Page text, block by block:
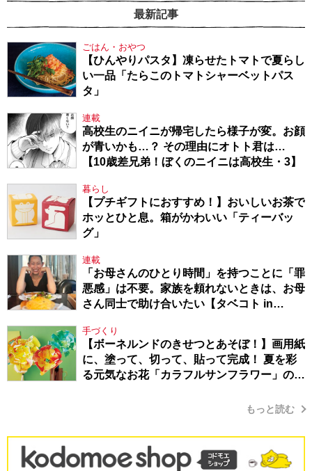
最新記事
ごはん・おやつ
【ひんやりパスタ】凍らせたトマトで夏らし
い一品「たらこのトマトシャーベットパス
タ」
連載
高校生のニイニが帰宅したら様子が変。お顔
が青いかも…？ その理由にオトト君は…
【10歳差兄弟！ぼくのニイニは高校生・3】
暮らし
【プチギフトにおすすめ！】おいしいお茶で
ホッとひと息。箱がかわいい「ティーバッ
グ」
連載
「お母さんのひとり時間」を持つことに「罪
悪感」は不要。家族を頼れないときは、お母
さん同士で助け合いたい【タベコト in
手づくり
【ボーネルンドのきせつとあそぼ！】画用紙
に、塗って、切って、貼って完成！ 夏を彩
る元気なお花「カラフルサンフラワー」の作
もっと読む